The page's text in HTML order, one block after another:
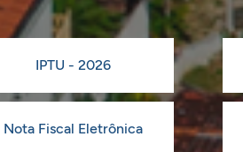
IPTU - 2026
Nota Fiscal Eletrônica